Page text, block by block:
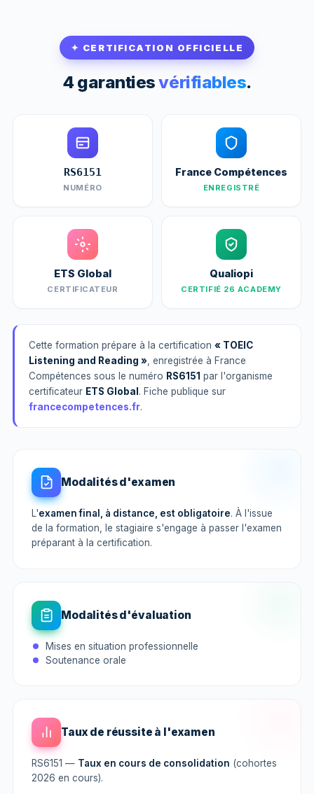
✦ CERTIFICATION OFFICIELLE
4 garantiesvérifiables.
RS6151
NUMÉRO
France Compétences
ENREGISTRÉ
ETS Global
CERTIFICATEUR
Qualiopi
CERTIFIÉ 26 ACADEMY
Cette formation prépare à la certification « TOEIC
Listening and Reading » , enregistrée à France
Compétences sous le numéro RS6151 par l'organisme
certificateur ETS Global. Fiche publique sur
francecompetences.fr.
Modalités d'examen
L'examen final, à distance, est obligatoire. À l'issue
de la formation, le stagiaire s'engage à passer l'examen
préparant à la certification.
Modalités d'évaluation
Mises en situation professionnelle
Soutenance orale
Taux de réussite à l'examen
RS6151 — Taux en cours de consolidation (cohortes
2026 en cours).